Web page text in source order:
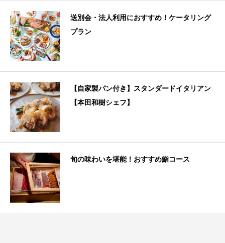
送別会・法人利用におすすめ！ケータリング
プラン
【自家製パン付き】スタンダードイタリアン
【本田和樹シェフ】
旬の味わいを堪能！おすすめ鮨コース